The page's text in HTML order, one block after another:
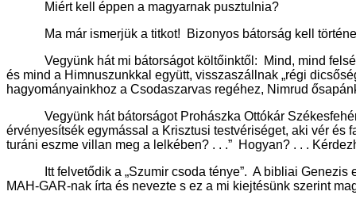
Miért kell éppen a magyarnak pusztulnia?
Ma már ismerjük a titkot! Bizonyos bátorság kell
Vegyünk hát mi bátorságot költőinktől: Mind, mind
és mind a Himnuszunkkal együtt, visszaszállnak „régi
hagyományainkhoz a Csodaszarvas regéhez, Nimrud
Vegyünk hát bátorságot Prohászka Ottókár
érvényesítsék egymással a Krisztusi testvériséget, aki vér
turáni eszme villan meg a lelkében? . . .” Hogyan? . . .
Itt felvetődik a „Szumir csoda ténye”. A bibliai Genezis
MAH-GAR-nak írta és nevezte s ez a mi kiejtésünk szerint